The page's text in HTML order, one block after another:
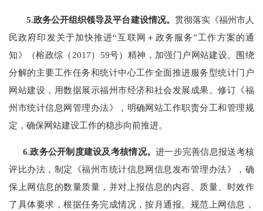
5.政务公开组织领导及平台建设情况。 贯彻落实《福州市人
民政府印发关于加快推进“互联网＋政务服务”工作方案的通
知》（榕政综（2017）59号） 精神 ，加强门户网站建设。围绕
分解的主要工作任务和统计中心工作全面推进服务型统计门户
网站建设，用数据展示福州市经济和社会发展成果。修订《福
州市统计信息网管理办法》，明确网站工作职责分工和管理规
定，确保网站建设工作的稳步向前推进。
6.政务公开制度建设及考核情况。进一步完善信息报送考核
评比办法，制定《福州市统计信息网信息发布管理办法》，确
保上网信息的数量质量，并对上报信息的内容、质量、时效作
了具体要求，根据任务完成情况，按月通报。规范上网信息，